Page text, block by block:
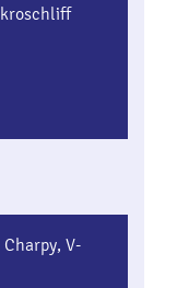
Charpy, V-